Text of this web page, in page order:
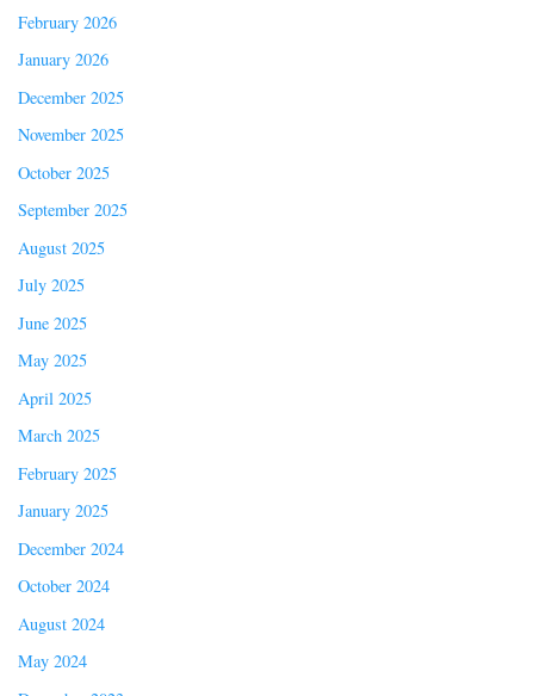
February 2026
January 2026
December 2025
November 2025
October 2025
September 2025
August 2025
July 2025
June 2025
May 2025
April 2025
March 2025
February 2025
January 2025
December 2024
October 2024
August 2024
May 2024